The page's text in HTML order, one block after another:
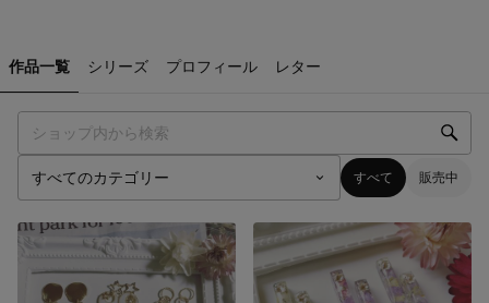
作品一覧 シリーズ プロフィール レター
すべて 販売中